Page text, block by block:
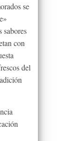
se
sabores
con
del